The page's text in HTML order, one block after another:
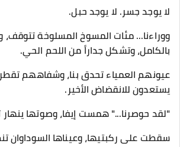
لا يوجد جسر. لا يوجد حبل.
​ووراءنا... مئات المسوخ المسلوخة تتوقف،
بالكامل، وتشكل جداراً من اللحم الحي.
عيونهم العمياء تحدق بنا، وشفاههم
يستعدون للانقضاض الأخير.
​"لقد حوصرنا..." همست إيفا، وصوتها ينهار
سقطت على ركبتيها، وعيناها السوداوان